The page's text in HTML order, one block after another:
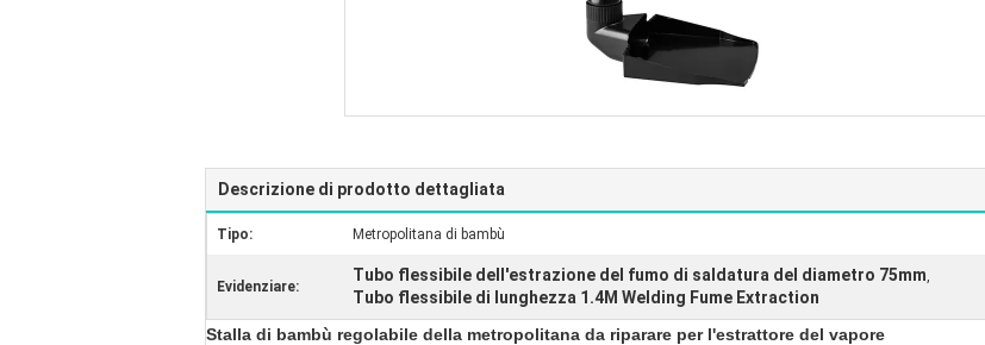
Descrizione di prodotto dettagliata
Tipo: Metropolitana di bambù
Evidenziare:
Tubo flessibile dell'estrazione del fumo di saldatura del diametro 75mm,
Tubo flessibile di lunghezza 1.4M Welding Fume Extraction
Stalla di bambù regolabile della metropolitana da riparare per l'estrattore del vapore